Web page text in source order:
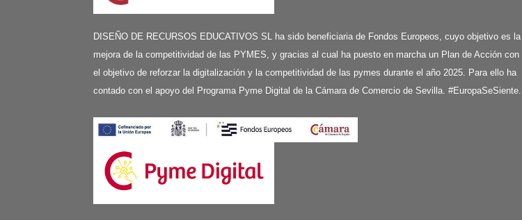
DISEÑO DE RECURSOS EDUCATIVOS SL ha sido beneficiaria de Fondos Europeos, cuyo objetivo es la
mejora de la competitividad de las PYMES, y gracias al cual ha puesto en marcha un Plan de Acción con
el objetivo de reforzar la digitalización y la competitividad de las pymes durante el año 2025. Para ello ha
contado con el apoyo del Programa Pyme Digital de la Cámara de Comercio de Sevilla. #EuropaSeSiente.